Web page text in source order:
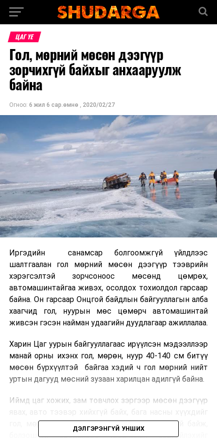
ЦАГ ҮЕ
Гол, мөрний мөсөн дээгүүр
зорчихгүй байхыг анхааруулж
байна
Огноо: 6 жил 6 сар.өмнө , 2020/02/27
Иргэдийн санамсар болгоомжгүй үйлдлээс
шалтгаалан гол мөрний мөсөн дээгүүр тээврийн
хэрэгсэлтэй зорчсоноос мөсөнд цөмрөх,
автомашинтайгаа живэх, осолдох тохиолдол гарсаар
байна. Он гарсаар Онцгой байдлын байгууллагын алба
хаагчид гол, нуурын мөс цөмөрч автомашинтай
живсэн гэсэн найман удаагийн дуудлагаар ажиллалаа.
Харин Цаг уурын байгууллагаас ирүүлсэн мэдээллээр
манай орны ихэнх гол, мөрөн, нуур 40-140 см битүү
мөсөн бүрхүүлтэй байгаа хэдий ч гол мөрний нийт
уртын дагууд мөсний зузаан харилцан адилгүй байна.
Иймд цаг хожих, зам товчлох зэргээр мөсөн дээгүүр
гол, мөрөн, нуурын мөсөн дээр тоглуулахгүй байж,
болзошгүй эрсдэлээс урьдчилан сэргийлэхийг
ДЭЛГЭРЭНГҮЙ УНШИХ